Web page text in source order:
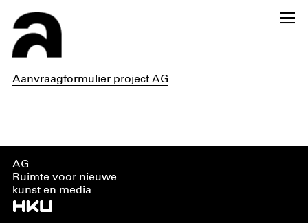
Aanvraagformulier project AG
AG
Ruimte voor nieuwe
kunst en media